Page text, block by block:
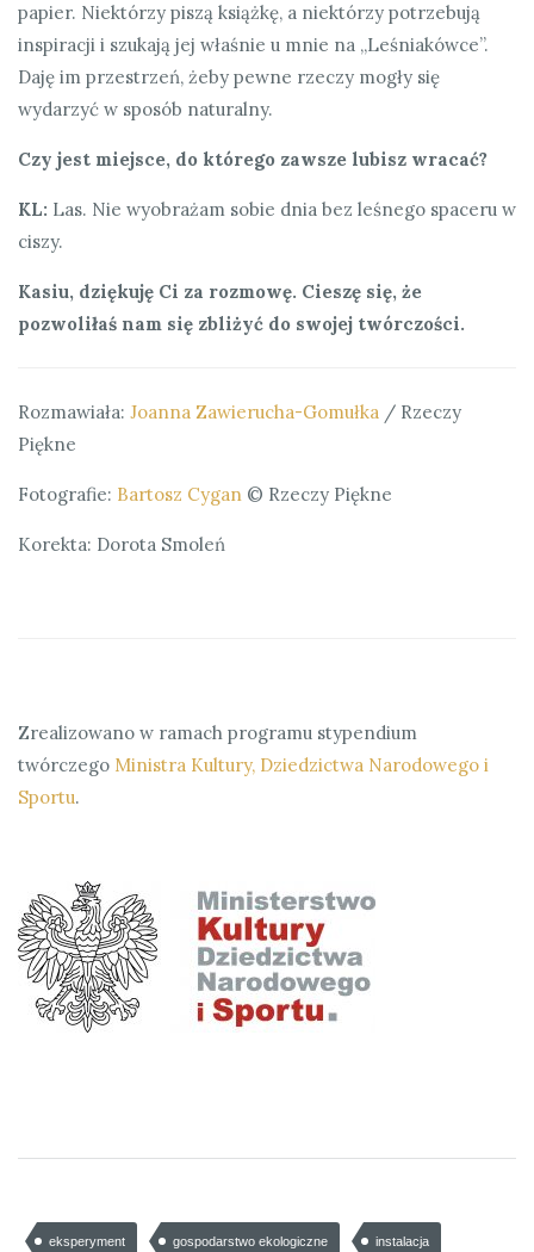
papier. Niektórzy piszą książkę, a niektórzy potrzebują
inspiracji i szukają jej właśnie u mnie na „Leśniakówce”.
Daję im przestrzeń, żeby pewne rzeczy mogły się
wydarzyć w sposób naturalny.
Czy jest miejsce, do którego zawsze lubisz wracać?
KL: Las. Nie wyobrażam sobie dnia bez leśnego spaceru w
ciszy.
Kasiu, dziękuję Ci za rozmowę. Cieszę się, że
pozwoliłaś nam się zbliżyć do swojej twórczości.
Rozmawiała: Joanna Zawierucha-Gomułka / Rzeczy
Piękne
Fotografie: Bartosz Cygan © Rzeczy Piękne
Korekta: Dorota Smoleń
Zrealizowano w ramach programu stypendium
twórczego Ministra Kultury, Dziedzictwa Narodowego i
Sportu.
eksperyment gospodarstwo ekologiczne instalacja